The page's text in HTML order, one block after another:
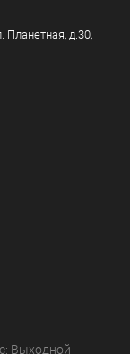
Планетная, д.30,
Выходной